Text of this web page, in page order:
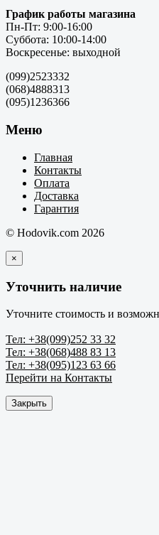
График работы магазина
Пн-Пт: 9:00-16:00
Суббота: 10:00-14:00
Воскресенье: выходной
(099)2523332
(068)4888313
(095)1236366
Меню
Главная
Контакты
Оплата
Доставка
Гарантия
© Hodovik.com 2026
×
Уточнить наличие
Уточните стоимость и
Тел: +38(099)252 33 32
Тел: +38(068)488 83 13
Тел: +38(095)123 63 66
Перейти на Контакты
Закрыть